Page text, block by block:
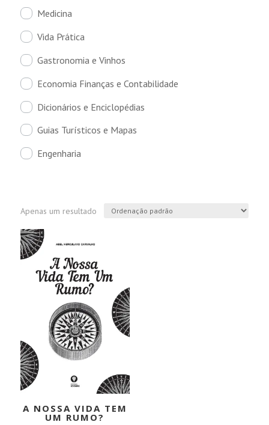
Medicina
Vida Prática
Gastronomia e Vinhos
Economia Finanças e Contabilidade
Dicionários e Enciclopédias
Guias Turísticos e Mapas
Engenharia
Apenas um resultado
A NOSSA VIDA TEM
UM RUMO?